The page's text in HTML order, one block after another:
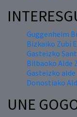
Guggenheim
Bizkaiko Zubi
Gasteizko
Bilbaoko Alde
Gasteizko
Donostiako
UNE